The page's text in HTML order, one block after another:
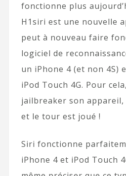
fonctionne plus
H1siri est une nouvelle
peut à nouveau faire
logiciel de
un iPhone 4 (et non 4S)
iPod Touch 4G. Pour
jailbreaker son appareil,
et le tour est joué !
Siri fonctionne
iPhone 4 et iPod Touch